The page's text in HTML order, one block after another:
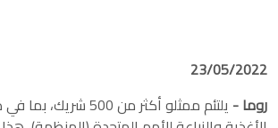
23/05/2022
روما -
يلتئم ممثلو أكثر من